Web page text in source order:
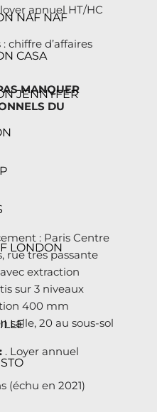
NAF NAF
CASA
JENNYFER
LONDON
annuel HT/HC
chiffre d’affaires
MANQUER
DU
: Paris Centre
rue très passante
extraction
sur 3 niveaux
400 mm
salle, 20 au sous-sol
. Loyer annuel
(échu en 2021)